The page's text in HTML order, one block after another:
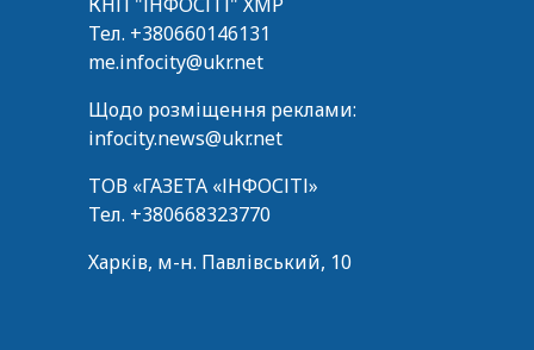
Тел. +380660146131
me.infocity@ukr.net
Щодо розміщення реклами:
infocity.news@ukr.net
ТОВ «ГАЗЕТА «ІНФОСІТІ»
Тел. +380668323770
Харків, м-н. Павлівський, 10